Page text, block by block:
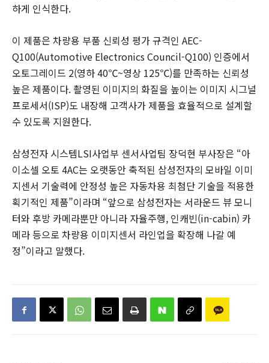
하게 인식한다.
이 제품은 차량용 부품 신뢰성 평가 규격인 AEC-
Q100(Automotive Electronics Council-Q100) 인증에서
오토그레이드 2(영하 40℃~영상 125℃)를 만족하는 신뢰성
높은 제품이다. 촬영된 이미지의 화질을 높이는 이미지 시그널
프로세서(ISP)도 내장해 고객사가 제품을 효율적으로 설계할
수 있도록 지원한다.
삼성전자 시스템LSI사업부 센서사업팀 장덕현 부사장은 “아
이소셀 오토 4AC는 오랫동안 축적된 삼성전자의 모바일 이미
지센서 기술력에 안정성 높은 자동차용 최첨단 기술을 적용한
획기적인 제품”이라며 “앞으로 삼성전자는 서라운드 뷰 모니
터와 후방 카메라뿐만 아니라 자율주행, 인캐빈(in-cabin) 카
메라 등으로 차량용 이미지센서 라인업을 확장해 나갈 예
정”이라고 말했다.